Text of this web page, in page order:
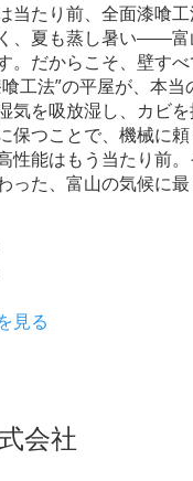
当たり前、全面漆喰
、夏も蒸し暑い――富
。だからこそ、壁す
工法”の平屋が、本
気を吸放湿し、カビ
保つことで、機械に
性能はもう当たり前
った、富山の気候に
見る
会社